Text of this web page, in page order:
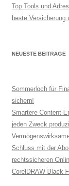
Top Tools und
beste
NEUESTE BEITRÄGE
Sommerloch für
sichern!
Smartere Content-
jeden Zweck
Schluss mit der
rechtssicheren
CorelDRAW Black